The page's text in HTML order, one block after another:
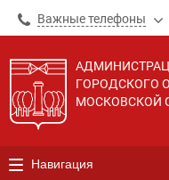
Важные телефоны
ГОРОДСКОГО
МОСКОВСКОЙ
Навигация